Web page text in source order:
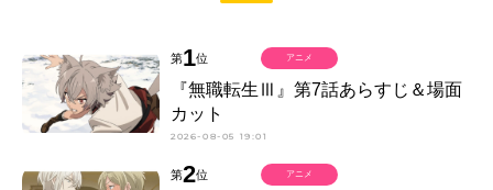
第1位
『無職転生Ⅲ』第7話あらすじ＆場面
カット
2026-08-05 19:01
アニメ
第2位 アニメ